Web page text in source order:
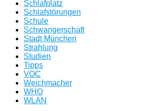
Schlafplatz
Schlafstörungen
Schule
Schwangerschaft
Stadt München
Strahlung
Studien
Tipps
VOC
Weichmacher
WHO
WLAN